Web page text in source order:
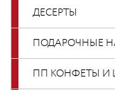
ДЕСЕРТЫ
ПОДАРОЧНЫЕ
ПП КОНФЕТЫ И